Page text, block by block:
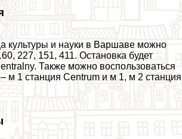
культуры и науки в Варшаве можно
227, 151, 411. Остановка будет
Также можно воспользоваться
м 1 станция Centrum и м 1, м 2 станция